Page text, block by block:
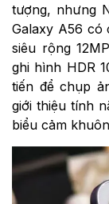
tượng, nhưng
Galaxy A56 có
siêu rộng
ghi hình HDR
tiến để chụp
giới thiệu tính
biểu cảm